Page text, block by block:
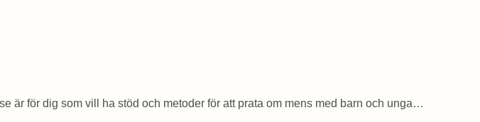
är för dig som vill ha stöd och metoder för att prata om mens med barn och unga…